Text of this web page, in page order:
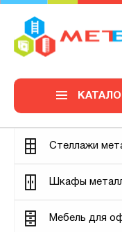
0
КАТАЛОГ
Стеллажи
Шкафы
Мебель для